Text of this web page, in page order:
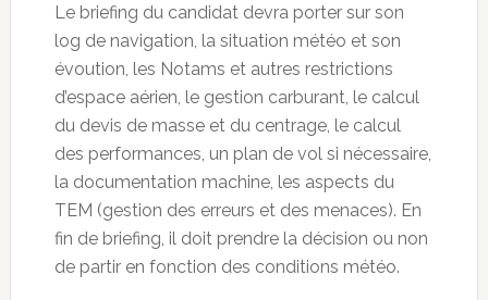
Le briefing du candidat devra porter sur son
log de navigation, la situation météo et son
évoution, les Notams et autres restrictions
d’espace aérien, le gestion carburant, le calcul
du devis de masse et du centrage, le calcul
des performances, un plan de vol si nécessaire,
la documentation machine, les aspects du
TEM (gestion des erreurs et des menaces). En
fin de briefing, il doit prendre la décision ou non
de partir en fonction des conditions météo.